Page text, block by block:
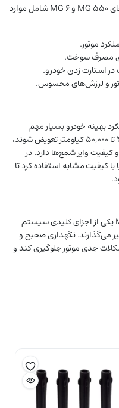
برخی از علائم خرابی وایر شمع‌ها در خودروهای MG 550 و MG 6 شامل موارد
موتور.
مصرف سوخت.
استارت زدن خودرو.
و لرزش‌های محسوس.
بهینه خودرو بسیار مهم
است. توصیه می‌شود وایر شمع‌ها هر ۴۰,۰۰۰ تا ۵۰,۰۰۰ کیلومتر تعویض شوند،
کیفیت وایر شمع‌ها دارد. در
کیفیت مشابه استفاده کرد تا
وایر شمع‌ها در خودروهای MG 550 و MG 6 یکی از اجزای کلیدی سیستم
می‌گذارند. نگهداری صحیح و
جدی موتور جلوگیری کند و